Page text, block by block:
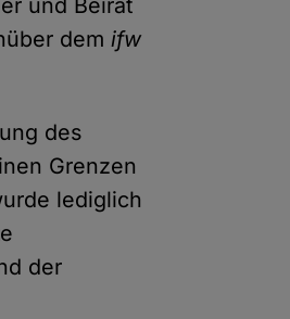
und Beirat
demifw
des
Grenzen
lediglich
der